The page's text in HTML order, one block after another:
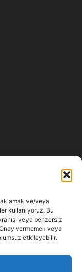
ve/veya
kullanıyoruz. Bu
veya benzersiz
vermemek veya
etkileyebilir.